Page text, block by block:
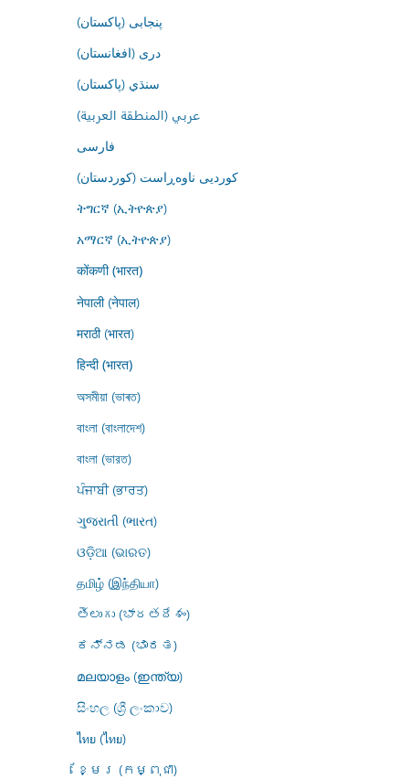
پنجابی (پاکستان)
درى (افغانستان)
سنڌي (پاکستان)
عربي (المنطقة العربية)
فارسى
کوردیی ناوەڕاست (کوردستان)
ትግርኛ (ኢትዮጵያ)
አማርኛ (ኢትዮጵያ)
कोंकणी (भारत)
नेपाली (नेपाल)
मराठी (भारत)
हिन्दी (भारत)
অসমীয়া (ভাৰত)
বাংলা (বাংলাদেশ)
বাংলা (ভারত)
ਪੰਜਾਬੀ (ਭਾਰਤ)
ગુજરાતી (ભારત)
ଓଡ଼ିଆ (ଭାରତ)
தமிழ் (இந்தியா)
తెలుగు (భారతదేశం)
ಕನ್ನಡ (ಭಾರತ)
മലയാളം (ഇന്ത്യ)
සිංහල (ශ්‍රී ලංකාව)
ไทย (ไทย)
ខ្មែរ (កម្ពុជា)